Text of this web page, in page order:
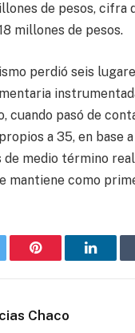
de pesos, cifra
millones de pesos.
perdió seis
cuando pasó de
a 35, en base
medio término
mantiene como
Pinterest
Chaco